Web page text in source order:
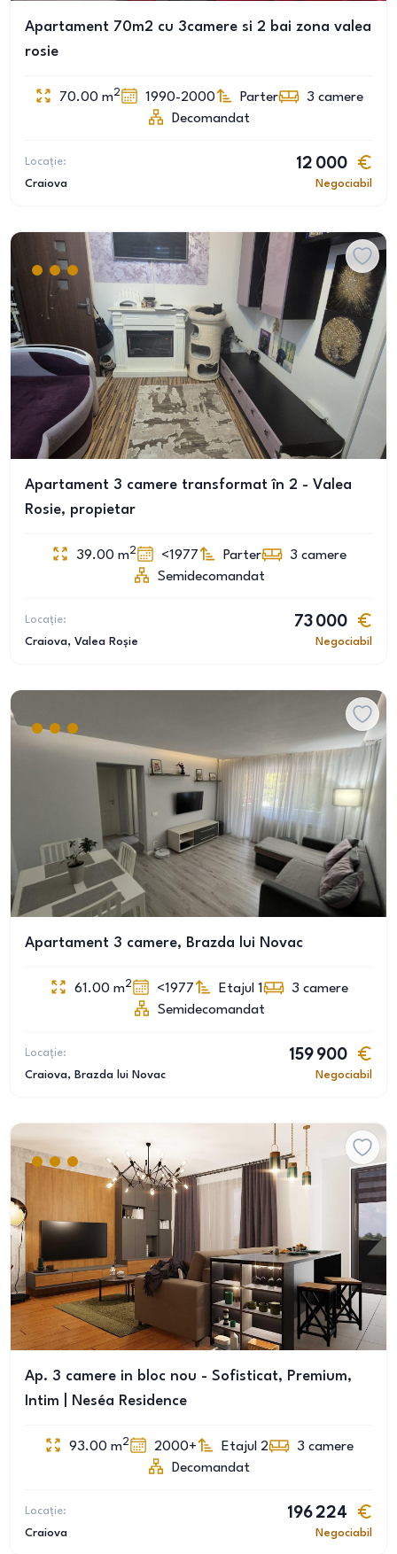
Apartament 70m2 cu 3camere si 2 bai zona valea
rosie
70.00 m2 1990-2000 Parter 3 camere
Decomandat
Locație:
Craiova
12 000
Negociabil
Apartament 3 camere transformat în 2 - Valea
Rosie, propietar
39.00 m2 <1977 Parter 3 camere
Semidecomandat
Locație:
Craiova, Valea Roșie
73 000
Negociabil
Apartament 3 camere, Brazda lui Novac
61.00 m2 <1977 Etajul 1 3 camere
Semidecomandat
Locație:
Craiova, Brazda lui Novac
159 900
Negociabil
Ap. 3 camere in bloc nou - Sofisticat, Premium,
Intim | Neséa Residence
93.00 m2 2000+ Etajul 2 3 camere
Decomandat
Locație:
Craiova
196 224
Negociabil